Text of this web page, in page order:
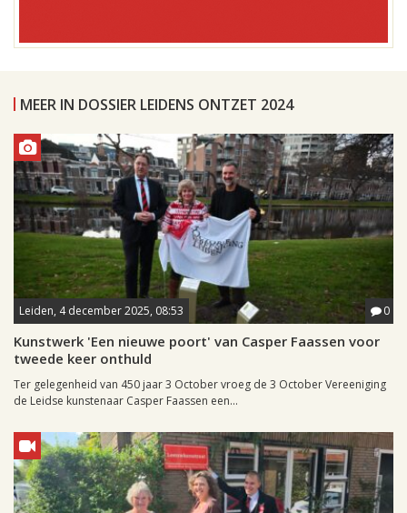
MEER IN DOSSIER LEIDENS ONTZET 2024
Leiden, 4 december 2025, 08:53 0
Kunstwerk 'Een nieuwe poort' van Casper Faassen voor
tweede keer onthuld
Ter gelegenheid van 450 jaar 3 October vroeg de 3 October Vereeniging
de Leidse kunstenaar Casper Faassen een...